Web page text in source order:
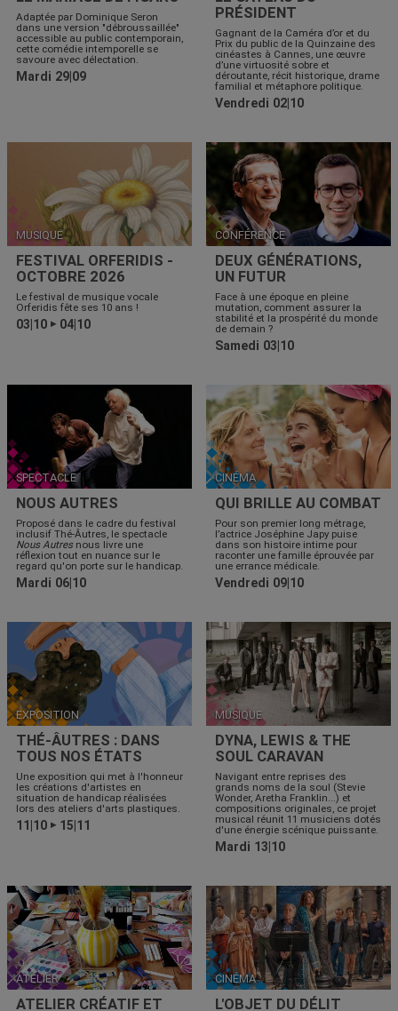
Adaptée par Dominique Seron
dans une version "débroussaillée"
accessible au public contemporain,
cette comédie intemporelle se
savoure avec délectation.
Mardi 29|09
PRÉSIDENT
Gagnant de la Caméra d’or et du
Prix du public de la Quinzaine des
cinéastes à Cannes, une œuvre
d’une virtuosité sobre et
déroutante, récit historique, drame
familial et métaphore politique.
Vendredi 02|10
MUSIQUE
FESTIVAL ORFERIDIS -
OCTOBRE 2026
Le festival de musique vocale
Orferidis fête ses 10 ans !
03|10 ▶ 04|10
CONFÉRENCE
DEUX GÉNÉRATIONS,
UN FUTUR
Face à une époque en pleine
mutation, comment assurer la
stabilité et la prospérité du monde
de demain ?
Samedi 03|10
SPECTACLE
NOUS AUTRES
Proposé dans le cadre du festival
inclusif Thé-Âutres, le spectacle
Nous Autresnous livre une
réflexion tout en nuance sur le
regard qu'on porte sur le handicap.
Mardi 06|10
CINÉMA
QUI BRILLE AU COMBAT
Pour son premier long métrage,
l’actrice Joséphine Japy puise
dans son histoire intime pour
raconter une famille éprouvée par
une errance médicale.
Vendredi 09|10
EXPOSITION
THÉ-ÂUTRES : DANS
TOUS NOS ÉTATS
Une exposition qui met à l'honneur
les créations d'artistes en
situation de handicap réalisées
lors des ateliers d'arts plastiques.
11|10 ▶ 15|11
MUSIQUE
DYNA, LEWIS & THE
SOUL CARAVAN
Navigant entre reprises des
grands noms de la soul (Stevie
Wonder, Aretha Franklin...) et
compositions originales, ce projet
musical réunit 11 musiciens dotés
d'une énergie scénique puissante.
Mardi 13|10
ATELIER
ATELIER CRÉATIF ET
CINÉMA
L'OBJET DU DÉLIT